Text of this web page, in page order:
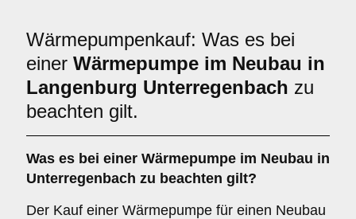
Wärmepumpenkauf: Was es bei
einer Wärmepumpe im Neubau in
Langenburg Unterregenbach zu
beachten gilt.
Was es bei einer Wärmepumpe im Neubau in
Unterregenbach zu beachten gilt?
Der Kauf einer Wärmepumpe für einen Neubau